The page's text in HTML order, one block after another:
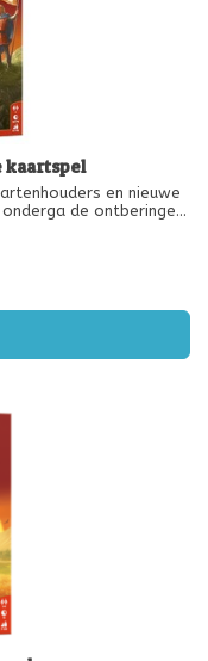
kaartspel
en nieuwe
de ontberingen